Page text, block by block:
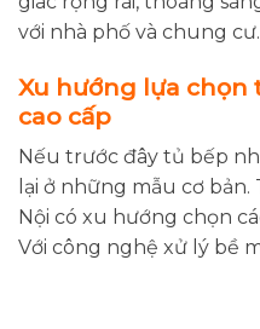
với nhà phố và chung cư.
Xu hướng lựa
cao cấp
Nếu trước đây tủ bếp
lại ở những mẫu cơ
Nội có xu hướng chọn
Với công nghệ xử lý bề